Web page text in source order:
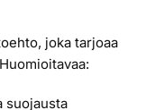
joka tarjoaa
suojausta